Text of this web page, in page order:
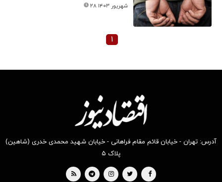
۲۸ شهریور ۱۴۰۳
۱
آدرس: تهران - خیابان قائم مقام فراهانی - خیابان شهید محمدی خدری (شاهین)
پلاک ۵